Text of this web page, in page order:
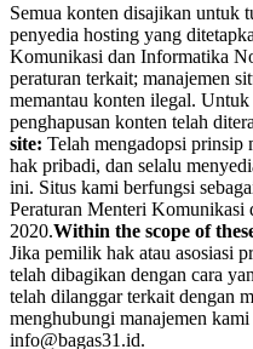
Semua konten disajikan untuk
penyedia hosting yang
Komunikasi dan Informatika
peraturan terkait; manajemen
memantau konten ilegal.
penghapusan konten telah
site: Telah mengadopsi prinsip
hak pribadi, dan selalu
ini. Situs kami berfungsi
Peraturan Menteri
2020.Within the scope of
Jika pemilik hak atau asosiasi
telah dibagikan dengan cara
telah dilanggar terkait dengan
menghubungi manajemen
info@bagas31.id.